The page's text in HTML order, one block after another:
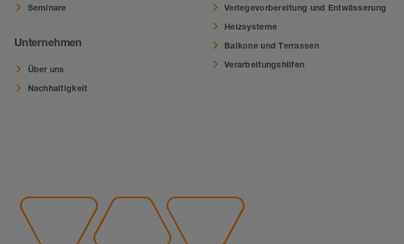
Seminare
Unternehmen
Über uns
Nachhaltigkeit
Verlegevorbereitung und Entwässerung
Heizsysteme
Balkone und Terrassen
Verarbeitungshilfen